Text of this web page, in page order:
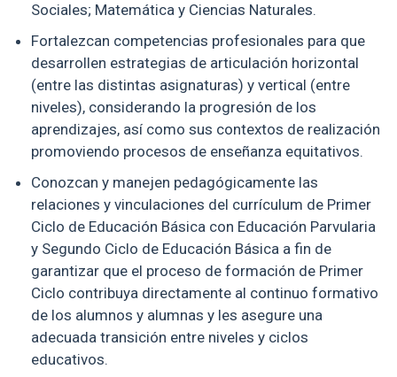
Sociales; Matemática y Ciencias Naturales.
Fortalezcan competencias profesionales para que
desarrollen estrategias de articulación horizontal
(entre las distintas asignaturas) y vertical (entre
niveles), considerando la progresión de los
aprendizajes, así como sus contextos de realización
promoviendo procesos de enseñanza equitativos.
Conozcan y manejen pedagógicamente las
relaciones y vinculaciones del currículum de Primer
Ciclo de Educación Básica con Educación Parvularia
y Segundo Ciclo de Educación Básica a fin de
garantizar que el proceso de formación de Primer
Ciclo contribuya directamente al continuo formativo
de los alumnos y alumnas y les asegure una
adecuada transición entre niveles y ciclos
educativos.